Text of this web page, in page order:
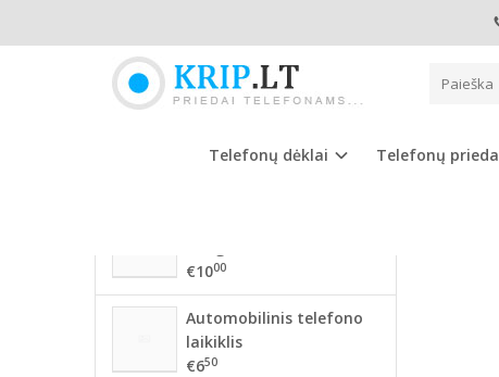
Telefonų dėklai Telefonų
Pagrindinis
NAUJAUSIOS PREKĖS
dangteliai
€1000
Automobilinis telefono
laikiklis
€650